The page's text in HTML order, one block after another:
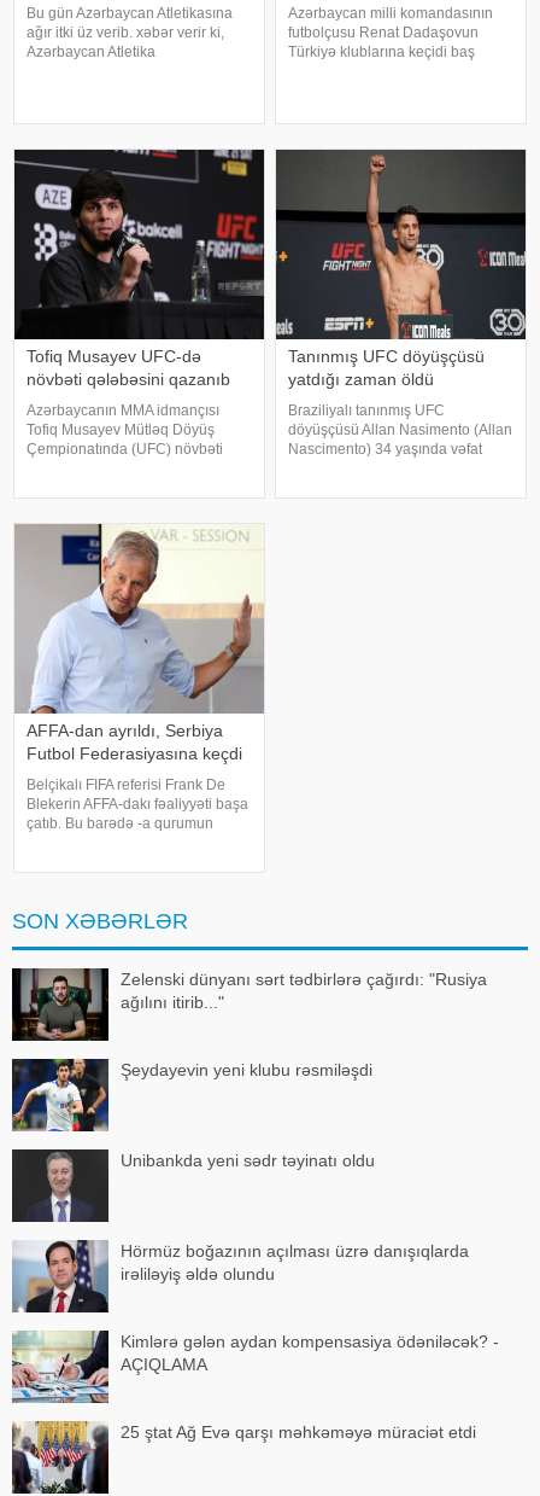
Bu gün Azərbaycan Atletikasına
ağır itki üz verib. xəbər verir ki,
Azərbaycan Atletika
Azərbaycan milli komandasının
futbolçusu Renat Dadaşovun
Türkiyə klublarına keçidi baş
hücumçu üçün Türkiyədə
Tofiq Musayev UFC-də
növbəti qələbəsini qazanıb
Azərbaycanın MMA idmançısı
Tofiq Musayev Mütləq Döyüş
Çempionatında (UFC) növbəti
slovakiyalı Lyudovit Kleynlə üz-
üzə gəlib. T. Musayev ikinc
Tanınmış UFC döyüşçüsü
yatdığı zaman öldü
Braziliyalı tanınmış UFC
döyüşçüsü Allan Nasimento (Allan
Nascimento) 34 yaşında vəfat
AFFA-dan ayrıldı, Serbiya
Futbol Federasiyasına keçdi
Belçikalı FIFA referisi Frank De
Blekerin AFFA-dakı fəaliyyəti başa
çatıb. Bu barədə -a qurumun
Bleker
SON XƏBƏRLƏR
Zelenski dünyanı sərt tədbirlərə çağırdı: "Rusiya
ağılını itirib..."
Şeydayevin yeni klubu rəsmiləşdi
Unibankda yeni sədr təyinatı oldu
Hörmüz boğazının açılması üzrə danışıqlarda
irəliləyiş əldə olundu
Kimlərə gələn aydan kompensasiya ödəniləcək? -
AÇIQLAMA
25 ştat Ağ Evə qarşı məhkəməyə müraciət etdi